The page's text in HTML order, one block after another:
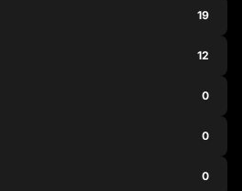
19
12
0
0
0